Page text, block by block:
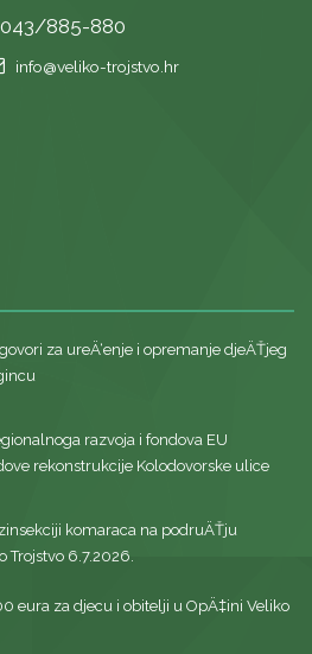
043/885-880
info@veliko-trojstvo.hr
za ureÄ‘enje i opremanje djeÄŤjeg
razvoja i fondova EU
rekonstrukcije Kolodovorske ulice
komaraca na podruÄŤju
Trojstvo 6.7.2026.
eura za djecu i obitelji u OpÄ‡ini Veliko